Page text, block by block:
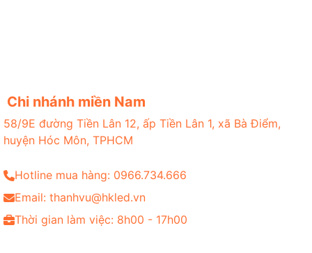
Chi nhánh miền Nam
58/9E đường Tiền Lân 12, ấp Tiền Lân 1, xã Bà Điểm,
huyện Hóc Môn, TPHCM
Hotline mua hàng: 0966.734.666
Email: thanhvu@hkled.vn
Thời gian làm việc: 8h00 - 17h00